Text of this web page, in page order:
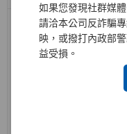
如果您發現社群媒
請洽本公司反詐騙
映，或撥打內政部
益受損。
借券交易系統長
效單說明